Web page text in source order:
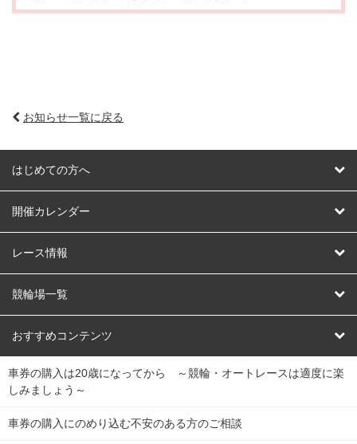
お知らせ一覧に戻る
はじめての方へ
はじめての方へ
開催カレンダー
競輪
オートレース
競輪くじ
Dokanto!
チャリロトプラザ
レース情報
レース予想
レース結果
キャリーオーバー一覧
競輪場一覧
北日本 函館競輪場
関
東
弥彦競輪場 前橋競輪場 取手競輪場 宇都宮競輪場
おすすめコンテンツ
競輪選手情報
Perfecta Navi
車券の購入は20歳になってから ～競輪・オートレースは適度に楽
しみましょう～
車券の購入にのめり込む不安のある方のご相談